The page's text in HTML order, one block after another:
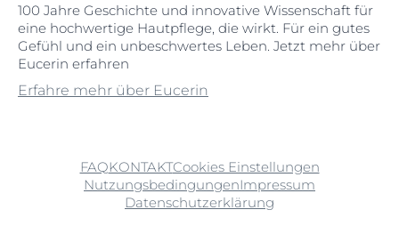
100 Jahre Geschichte und innovative Wissenschaft für
eine hochwertige Hautpflege, die wirkt. Für ein gutes
Gefühl und ein unbeschwertes Leben. Jetzt mehr über
Eucerin erfahren
Erfahre mehr über Eucerin
FAQKONTAKTCookies Einstellungen
NutzungsbedingungenImpressum
Datenschutzerklärung